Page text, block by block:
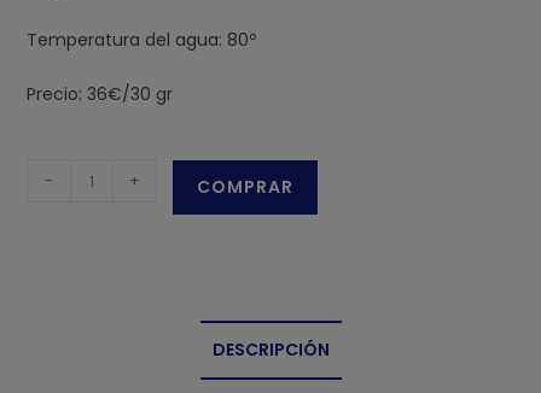
Temperatura del agua: 80º
Precio: 36€/30 gr
Matcha
- + COMPRAR
DESCRIPCIÓN